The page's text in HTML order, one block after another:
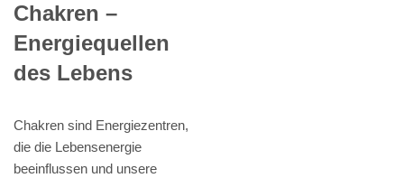
Chakren –
Energiequellen
des Lebens
Chakren sind Energiezentren,
die die Lebensenergie
beeinflussen und unsere